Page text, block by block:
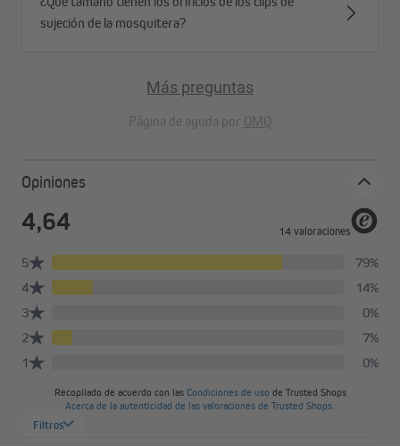
ocasión
Las esteras son ideales para una fijación rápida y sencilla en el
sujeción de la mosquitera?
Más preguntas
Página de ayuda por OMQ
Opiniones